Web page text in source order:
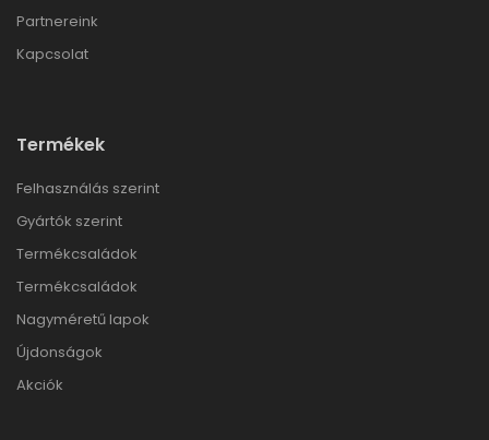
Partnereink
Kapcsolat
Termékek
Felhasználás szerint
Gyártók szerint
Termékcsaládok
Termékcsaládok
Nagyméretű lapok
Újdonságok
Akciók